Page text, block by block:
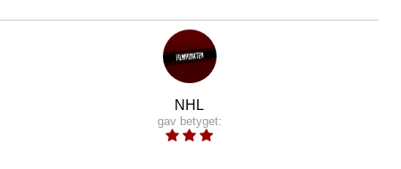
NHL
gav betyget: